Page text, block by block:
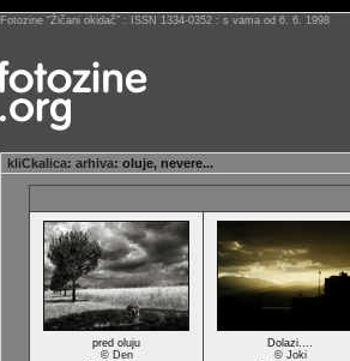
Fotozine “Žičani okidač” : ISSN 1334-0352 : s vama od 6. 6. 1998
kliCkalica: arhiva: oluje, nevere...
pred oluju
© Den
Dolazi....
© Joki